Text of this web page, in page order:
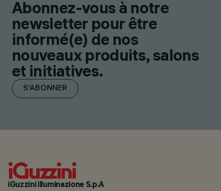
Abonnez-vous à notre
newsletter pour être
informé(e) de nos
nouveaux produits, salons
et initiatives.
S'ABONNER
iGuzzini illuminazione S.p.A